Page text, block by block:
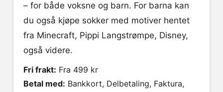
– for både voksne og barn. For barna kan
du også kjøpe sokker med motiver hentet
fra Minecraft, Pippi Langstrømpe, Disney,
også videre.
Fri frakt: Fra 499 kr
Betal med: